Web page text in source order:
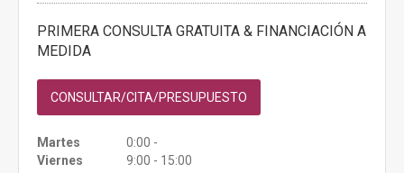
PRIMERA CONSULTA GRATUITA & FINANCIACIÓN A
MEDIDA
CONSULTAR/CITA/PRESUPUESTO
Martes
0:00 -
Viernes
9:00 - 15:00